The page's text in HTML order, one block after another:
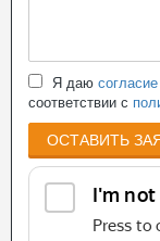
Я даю
соответствии с
ОСТАВИТЬ